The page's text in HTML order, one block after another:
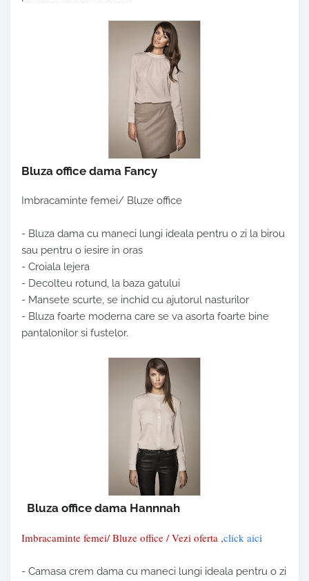
Bluza office dama Fancy
Imbracaminte femei/ Bluze office
- Bluza dama cu maneci lungi ideala pentru o zi la birou
sau pentru o iesire in oras
- Croiala lejera
- Decolteu rotund, la baza gatului
- Mansete scurte, se inchid cu ajutorul nasturilor
- Bluza foarte moderna care se va asorta foarte bine
pantalonilor si fustelor.
Bluza office dama Hannnah
Imbracaminte femei/ Bluze office / Vezi oferta ,click aici
- Camasa crem dama cu maneci lungi ideala pentru o zi